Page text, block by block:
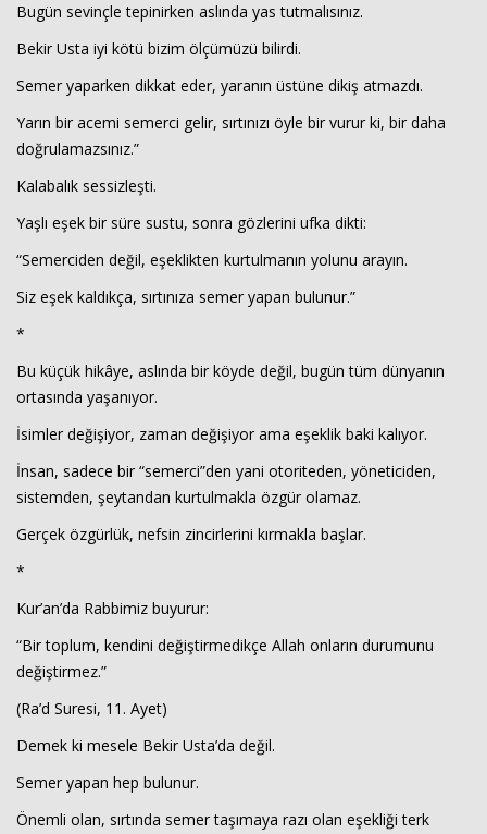
Bugün sevinçle tepinirken aslında yas tutmalısınız.
Bekir Usta iyi kötü bizim ölçümüzü bilirdi.
Semer yaparken dikkat eder, yaranın üstüne dikiş atmazdı.
Yarın bir acemi semerci gelir, sırtınızı öyle bir vurur ki, bir daha
doğrulamazsınız.”
Kalabalık sessizleşti.
Yaşlı eşek bir süre sustu, sonra gözlerini ufka dikti:
“Semerciden değil, eşeklikten kurtulmanın yolunu arayın.
Siz eşek kaldıkça, sırtınıza semer yapan bulunur.”
*
Bu küçük hikâye, aslında bir köyde değil, bugün tüm dünyanın
ortasında yaşanıyor.
İsimler değişiyor, zaman değişiyor ama eşeklik baki kalıyor.
İnsan, sadece bir “semerci”den yani otoriteden, yöneticiden,
sistemden, şeytandan kurtulmakla özgür olamaz.
Gerçek özgürlük, nefsin zincirlerini kırmakla başlar.
*
Kur’an’da Rabbimiz buyurur:
“Bir toplum, kendini değiştirmedikçe Allah onların durumunu
değiştirmez.”
(Ra’d Suresi, 11. Ayet)
Demek ki mesele Bekir Usta’da değil.
Semer yapan hep bulunur.
Önemli olan, sırtında semer taşımaya razı olan eşekliği terk